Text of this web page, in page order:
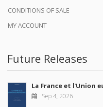
CONDITIONS OF SALE
MY ACCOUNT
Future Releases
La France et l'Union
Sep 4, 2026